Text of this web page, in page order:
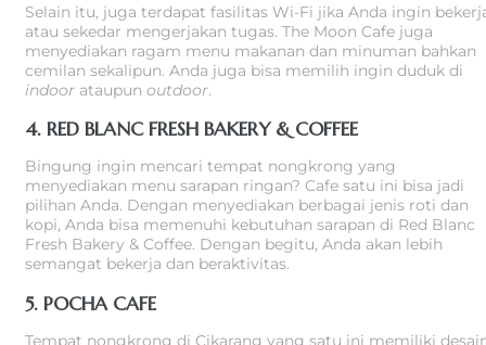
Selain itu, juga terdapat fasilitas Wi-Fi jika Anda ingin
atau sekedar mengerjakan tugas. The Moon Cafe juga
menyediakan ragam menu makanan dan minuman bahkan
cemilan sekalipun. Anda juga bisa memilih ingin duduk di
indoor ataupun outdoor.
4. RED BLANC FRESH BAKERY & COFFEE
Bingung ingin mencari tempat nongkrong yang
menyediakan menu sarapan ringan? Cafe satu ini bisa jadi
pilihan Anda. Dengan menyediakan berbagai jenis roti dan
kopi, Anda bisa memenuhi kebutuhan sarapan di Red Blanc
Fresh Bakery & Coffee. Dengan begitu, Anda akan lebih
semangat bekerja dan beraktivitas.
5. POCHA CAFE
Tempat nongkrong di Cikarang yang satu ini memiliki